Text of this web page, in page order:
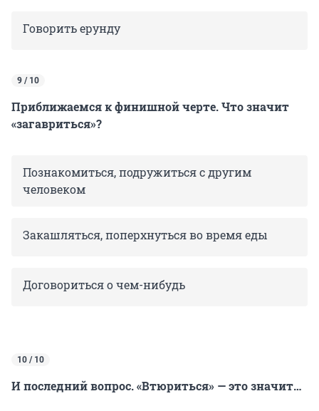
Говорить ерунду
9 / 10
Приближаемся к финишной черте. Что значит
«загавриться»?
Познакомиться, подружиться с другим
человеком
Закашляться, поперхнуться во время еды
Договориться о чем-нибудь
10 / 10
И последний вопрос. «Втюриться» — это значит…